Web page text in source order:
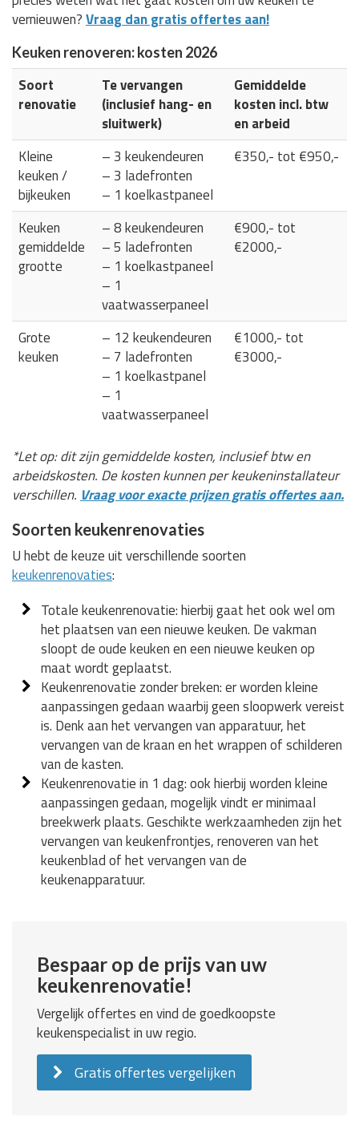
vernieuwen?Vraag dan gratis offertes aan!
Keuken renoveren: kosten 2026
Soort
renovatie
Te vervangen
(inclusief hang- en
sluitwerk)
Gemiddelde
kosten incl. btw
en arbeid
Kleine
keuken /
bijkeuken
– 3 keukendeuren
– 3 ladefronten
– 1 koelkastpaneel
€350,- tot €950,-
Keuken
gemiddelde
grootte
– 8 keukendeuren
– 5 ladefronten
– 1 koelkastpaneel
– 1
vaatwasserpaneel
€900,- tot
€2000,-
Grote
keuken
– 12 keukendeuren
– 7 ladefronten
– 1 koelkastpanel
– 1
vaatwasserpaneel
€1000,- tot
€3000,-
*Let op: dit zijn gemiddelde kosten, inclusief btw en
arbeidskosten. De kosten kunnen per keukeninstallateur
verschillen. Vraag voor exacte prijzen gratis offertes aan.
Soorten keukenrenovaties
U hebt de keuze uit verschillende soorten
keukenrenovaties:
Totale keukenrenovatie: hierbij gaat het ook wel om
het plaatsen van een nieuwe keuken. De vakman
sloopt de oude keuken en een nieuwe keuken op
maat wordt geplaatst.
Keukenrenovatie zonder breken: er worden kleine
aanpassingen gedaan waarbij geen sloopwerk vereist
is. Denk aan het vervangen van apparatuur, het
vervangen van de kraan en het wrappen of schilderen
van de kasten.
Keukenrenovatie in 1 dag: ook hierbij worden kleine
aanpassingen gedaan, mogelijk vindt er minimaal
breekwerk plaats. Geschikte werkzaamheden zijn het
vervangen van keukenfrontjes, renoveren van het
keukenblad of het vervangen van de
keukenapparatuur.
Bespaar op de prijs van uw
keukenrenovatie!
Vergelijk offertes en vind de goedkoopste
keukenspecialist in uw regio.
Gratis offertes vergelijken